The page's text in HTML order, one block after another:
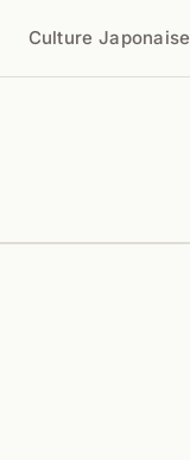
Culture Japonaise